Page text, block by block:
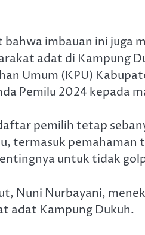
imbauan ini juga
adat di Kampung
Umum (KPU)
Pemilu 2024 kepada
pemilih tetap
termasuk
untuk tidak
Nuni Nurbayani,
adat Kampung Dukuh.